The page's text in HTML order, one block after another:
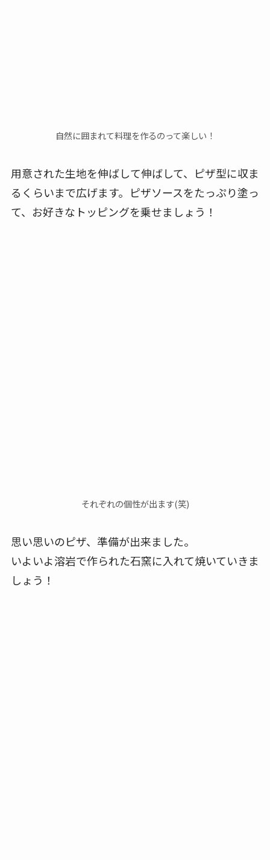
自然に囲まれて料理を作るのって楽しい！
用意された生地を伸ばして伸ばして、ピザ型に収ま
るくらいまで広げます。 ピザソースをたっぷり塗っ
て、お好きなトッピングを乗せましょう！
それぞれの個性が出ます(笑)
思い思いのピザ、準備が出来ました。
いよいよ溶岩で作られた石窯に入れて焼いていきま
しょう！